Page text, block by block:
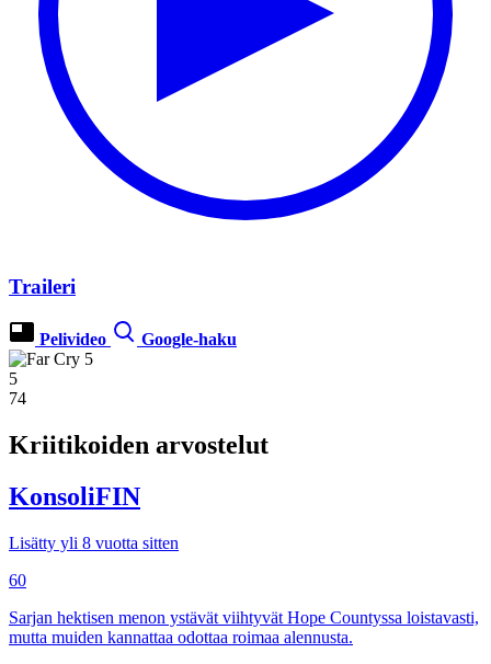
Traileri
Pelivideo Google-haku
5
74
Kriitikoiden arvostelut
KonsoliFIN
Lisätty yli 8 vuotta sitten
60
Sarjan hektisen menon ystävät viihtyvät Hope Countyssa loistavasti,
mutta muiden kannattaa odottaa roimaa alennusta.